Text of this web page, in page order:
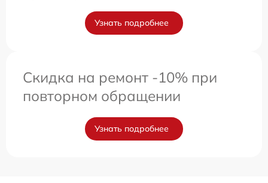
Узнать подробнее
Скидка на ремонт -10% при
повторном обращении
Узнать подробнее